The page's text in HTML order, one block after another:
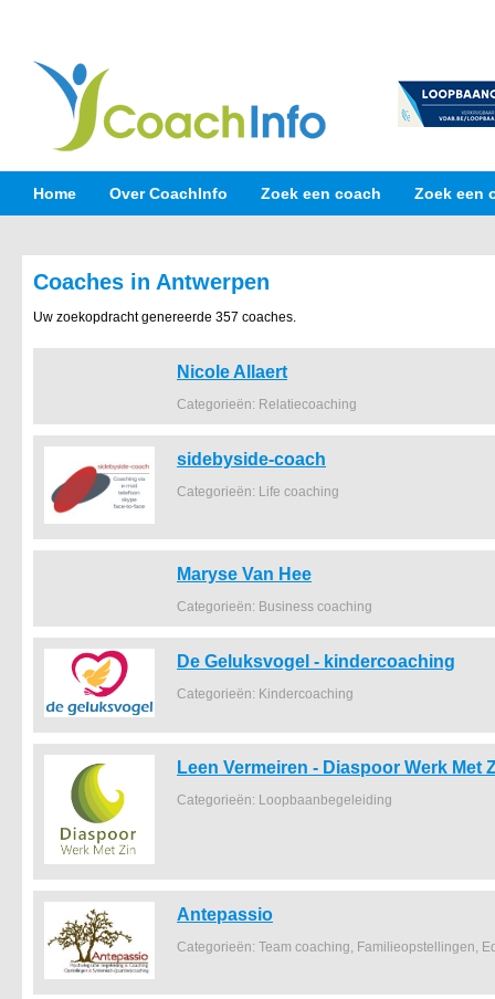
Home Over CoachInfo Zoek een coach Zoek een
Coaches in Antwerpen
Uw zoekopdracht genereerde 357 coaches.
Nicole Allaert
Categorieën: Relatiecoaching
sidebyside-coach
Categorieën: Life coaching
Maryse Van Hee
Categorieën: Business coaching
De Geluksvogel - kindercoaching
Categorieën: Kindercoaching
Leen Vermeiren - Diaspoor Werk Met
Categorieën: Loopbaanbegeleiding
Antepassio
Categorieën: Team coaching, Familieopstellingen,